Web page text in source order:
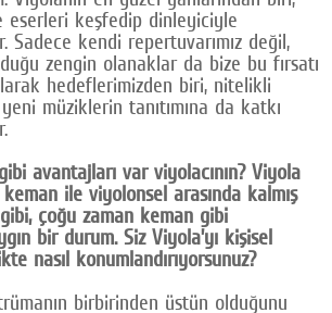
eserleri keşfedip dinleyiciyle
Sadece kendi repertuvarımız değil,
zengin olanaklar da bize bu fırsatı
hedeflerimizden biri, nitelikli
müziklerin tanıtımına da katkı
avantajları var viyolacının? Viyola
ile viyolonsel arasında kalmış
çoğu zaman keman gibi
bir durum. Siz Viyola’yı kişisel
nasıl konumlandırıyorsunuz?
birbirinden üstün olduğunu